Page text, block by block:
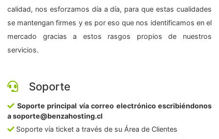
calidad, nos esforzamos día a día, para que estas cualidades
se mantengan firmes y es por eso que nos identificamos en el
mercado gracias a estos rasgos propios de nuestros
servicios.
Soporte
Soporte principal vía correo electrónico escribiéndonos
a soporte@benzahosting.cl
Soporte vía ticket a través de su Área de Clientes